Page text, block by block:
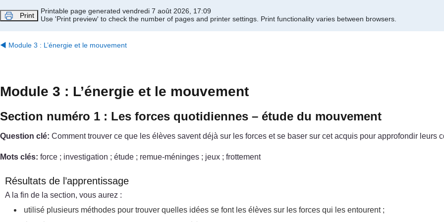
Print
Printable page generated vendredi 7 août 2026, 17:09
Use 'Print preview' to check the number of pages and printer settings. Print functionality varies between browsers.
◀︎ Module 3 : L’énergie et le mouvement
Module 3 : L’énergie et le mouvement
Section numéro 1 : Les forces quotidiennes – étude du mouvement
Question clé: Comment trouver ce que les élèves savent déjà sur les forces et se baser sur cet acquis pour approfondir leurs
Mots clés: force ; investigation ; étude ; remue-méninges ; jeux ; frottement
Résultats de l’apprentissage
A la fin de la section, vous aurez :
utilisé plusieurs méthodes pour trouver quelles idées se font les élèves sur les forces qui les entourent ;